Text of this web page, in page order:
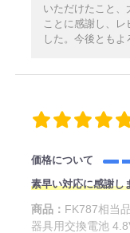
いただけたこと、
ことに感謝し、
した。今後ともよ
価格について
素早い対応に感謝し
商品： FK787相当
器具用交換電池